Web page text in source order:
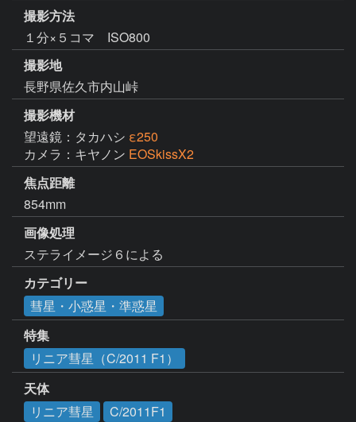
撮影方法
１分×５コマ ISO800
撮影地
長野県佐久市内山峠
撮影機材
望遠鏡：タカハシ ε250
カメラ：キヤノン EOSkissX2
焦点距離
854mm
画像処理
ステライメージ６による
カテゴリー
彗星・小惑星・準惑星
特集
リニア彗星（C/2011 F1）
天体
リニア彗星
C/2011F1